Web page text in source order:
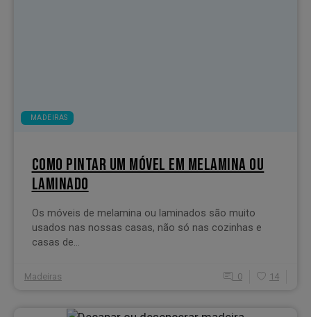
MADEIRAS
COMO PINTAR UM MÓVEL EM MELAMINA OU
LAMINADO
Os móveis de melamina ou laminados são muito
usados nas nossas casas, não só nas cozinhas e
casas de...
Madeiras 0 14